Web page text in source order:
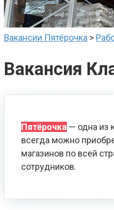
Вакансии Пятёрочка >
Вакансия
Пятёрочка — одна из
всегда можно
магазинов по всей
сотрудников.